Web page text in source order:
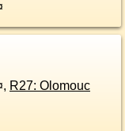
, R27: Olomouc